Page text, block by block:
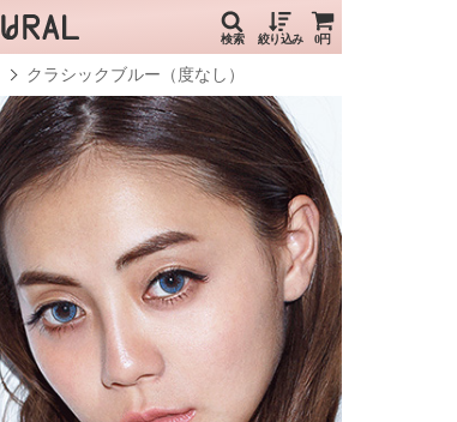
検索 絞り込み 0円
クラシックブルー（度なし）